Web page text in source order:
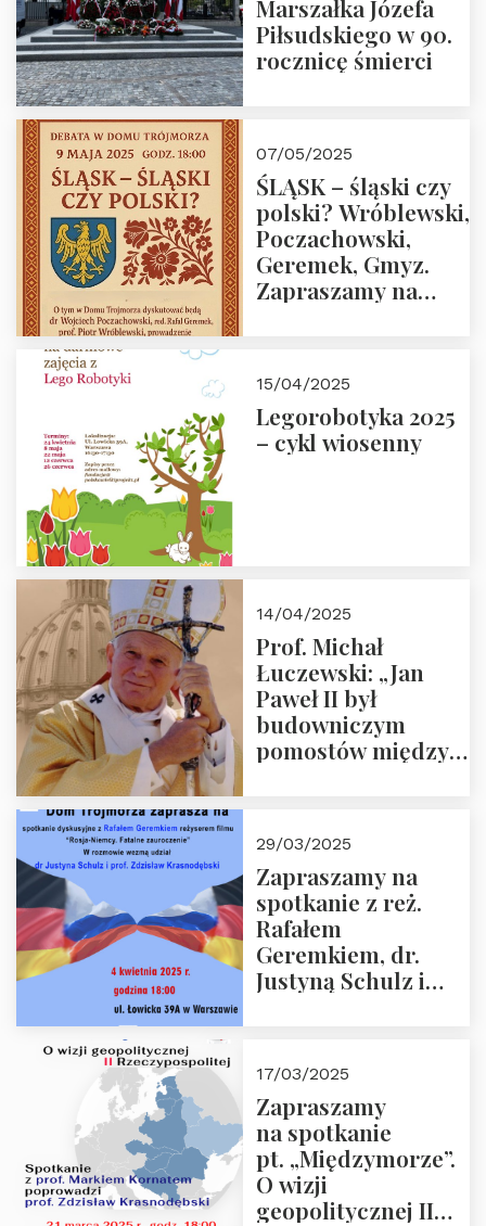
Marszałka Józefa
Piłsudskiego w 90.
rocznicę śmierci
07/05/2025
ŚLĄSK – śląski czy
polski? Wróblewski,
Poczachowski,
Geremek, Gmyz.
Zapraszamy na
Trójmorza.
15/04/2025
Legorobotyka 2025
– cykl wiosenny
14/04/2025
Prof. Michał
Łuczewski: „Jan
Paweł II był
budowniczym
pomostów między
29/03/2025
Zapraszamy na
spotkanie z reż.
Rafałem
Geremkiem, dr.
Justyną Schulz i
“Rosja-Niemcy…”
17/03/2025
Zapraszamy
na spotkanie
pt. „Międzymorze”.
O wizji
geopolitycznej II